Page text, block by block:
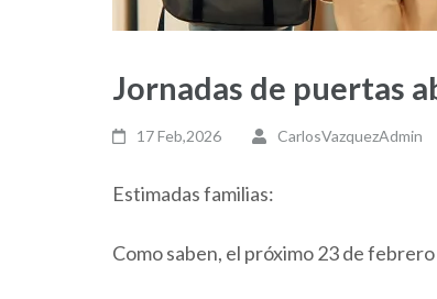
Jornadas de puertas
17 Feb,2026 CarlosVazquezAdmin
Estimadas familias:
Como saben, el próximo 23 de